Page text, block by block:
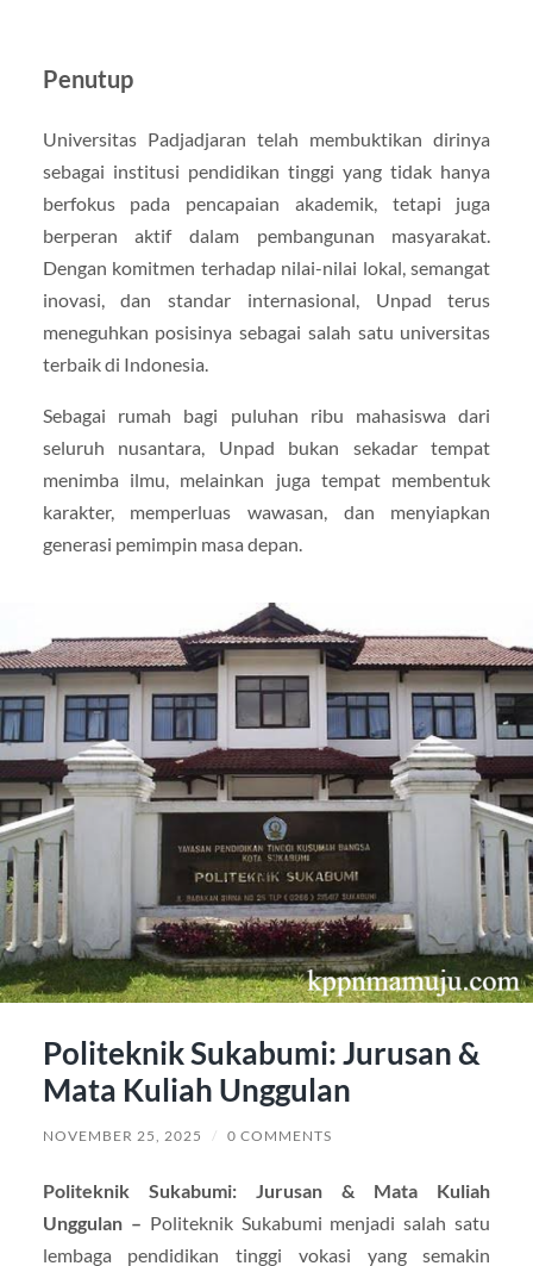
Penutup
Universitas Padjadjaran telah membuktikan dirinya
sebagai institusi pendidikan tinggi yang tidak hanya
berfokus pada pencapaian akademik, tetapi juga
berperan aktif dalam pembangunan masyarakat.
Dengan komitmen terhadap nilai-nilai lokal, semangat
inovasi, dan standar internasional, Unpad terus
meneguhkan posisinya sebagai salah satu universitas
terbaik di Indonesia.
Sebagai rumah bagi puluhan ribu mahasiswa dari
seluruh nusantara, Unpad bukan sekadar tempat
menimba ilmu, melainkan juga tempat membentuk
karakter, memperluas wawasan, dan menyiapkan
generasi pemimpin masa depan.
Politeknik Sukabumi: Jurusan &
Mata Kuliah Unggulan
NOVEMBER 25, 2025 / 0 COMMENTS
Politeknik Sukabumi: Jurusan & Mata Kuliah
Unggulan – Politeknik Sukabumi menjadi salah satu
lembaga pendidikan tinggi vokasi yang semakin